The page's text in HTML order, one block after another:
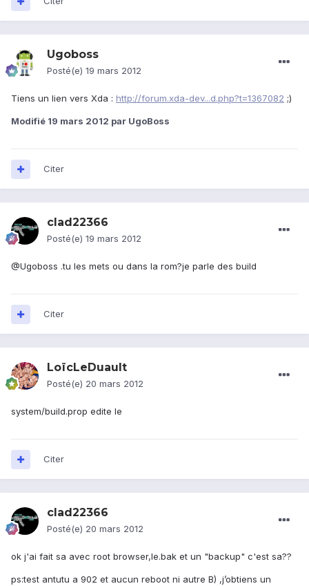
Ugoboss
Posté(e) 19 mars 2012
Tiens un lien vers Xda : http://forum.xda-dev...d.php?t=1367082 ;)
Modifié 19 mars 2012 par UgoBoss
Citer
clad22366
Posté(e) 19 mars 2012
@Ugoboss .tu les mets ou dans la rom?je parle des build
Citer
LoïcLeDuault
Posté(e) 20 mars 2012
system/build.prop edite le
Citer
clad22366
Posté(e) 20 mars 2012
ok j'ai fait sa avec root browser,le.bak et un "backup" c'est sa??
ps:test antutu a 902 et aucun reboot ni autre B) ,j’obtiens un